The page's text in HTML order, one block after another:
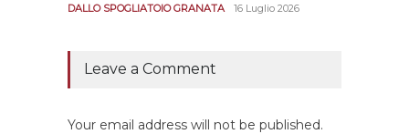
DALLO SPOGLIATOIO GRANATA 16 Luglio 2026
Leave a Comment
Your email address will not be published.